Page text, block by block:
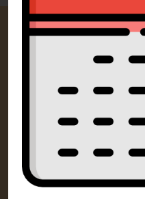
Kontakty
SM Dorty Olomouc s.r.o.